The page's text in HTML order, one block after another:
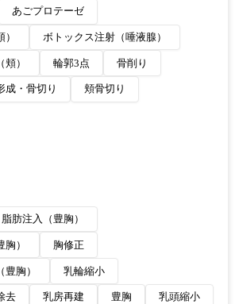
あごプロテーゼ
ボトックス注射（唾液腺）
） 輪郭3点 骨削り
成・骨切り 頬骨切り
脂肪注入（豊胸）
） 胸修正
胸） 乳輪縮小
去 乳房再建 豊胸 乳頭縮小